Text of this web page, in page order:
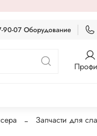
90-07 Оборудование
Запчасти для